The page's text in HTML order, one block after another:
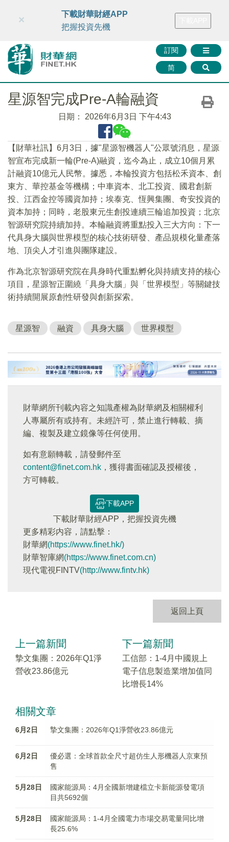
財華智庫網 FINTV FINMETA 財華證券 媒體矩陣
訂閱
简
×
下載財華財經APP
把握投資先機
星源智完成Pre-A輪融資
日期： 2026年6月3日 下午4:43
【財華社訊】6月3日，據"星源智機器人"公眾號消息，星源
智宣布完成新一輪(Pre-A)融資，迄今為止，成立10個月累
計融資10億元人民幣。據悉，本輪投資方包括松禾資本、創
東方、華控基金等機構；中車資本、北工投資、國君創新
投、江西金控等國資加持；埃泰克、恆興集團、奇安投資的
資本加持；同時，老股東元生創投連續三輪追加投資；北京
智源研究院持續加持。本輪融資將重點投入三大方向：下一
代具身大腦與世界模型的核心技術研發、產品規模化量產落
地、頂尖人才引進與團隊建設。
作為北京智源研究院在具身時代重點孵化與持續支持的核心
項目，星源智正圍繞「具身大腦」與「世界模型」等關鍵技
術持續開展原創性研發與創新探索。
星源智 融資 具身大腦 世界模型
財華網所刊載內容之知識產權為財華網及相關權利
人專屬所有或持有。未經許可，禁止進行轉載、摘
編、複製及建立鏡像等任何使用。
如有意願轉載，請發郵件至
content@finet.com.hk ，獲得書面確認及授權後，
方可轉載。
下載APP
下載財華財經APP，把握投資先機
更多精彩内容，請點擊：
財華網(https://www.finet.hk/)
財華智庫網(https://www.finet.com.cn)
現代電視FINTV(http://www.fintv.hk)
返回上頁
上一篇新聞
摯文集團：2026年Q1淨
營收23.86億元
下一篇新聞
工信部：1-4月中國規上
電子信息製造業增加值同
比增長14%
相關文章
6月2日 摯文集團：2026年Q1淨營收23.86億元
6月2日
優必選：全球首款全尺寸超仿生人形機器人京東預
售
5月28日
國家能源局：4月全國新增建檔立卡新能源發電項
目共5692個
5月28日
國家能源局：1-4月全國電力市場交易電量同比增
長25.6%